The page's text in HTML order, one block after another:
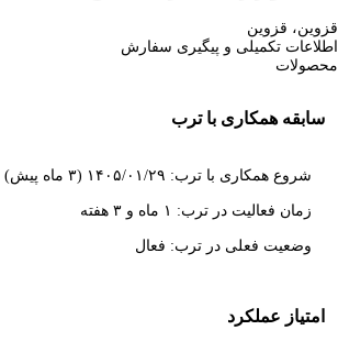
قزوین، قزوین
اطلاعات تکمیلی و پیگیری سفارش
محصولات
سابقه همکاری با ترب
شروع همکاری با ترب: ۱۴۰۵/۰۱/۲۹ (۳ ماه پیش)
زمان فعالیت در ترب: ۱ ماه و ۳ هفته
وضعیت فعلی در ترب: فعال
امتیاز عملکرد